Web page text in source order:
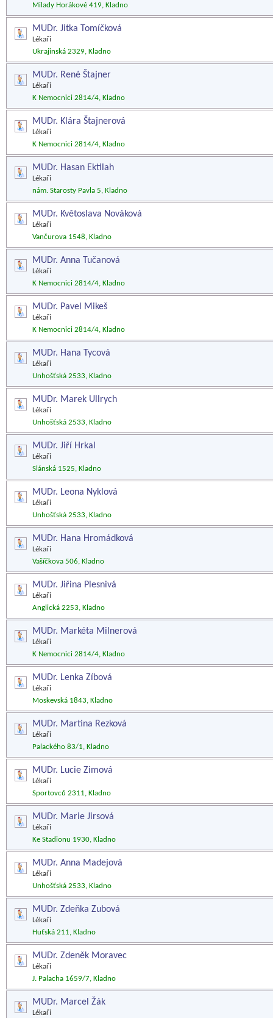
Milady Horákové 419, Kladno
MUDr. Jitka Tomíčková
Lékaři
Ukrajinská 2329, Kladno
MUDr. René Štajner
Lékaři
K Nemocnici 2814/4, Kladno
MUDr. Klára Štajnerová
Lékaři
K Nemocnici 2814/4, Kladno
MUDr. Hasan Ektilah
Lékaři
nám. Starosty Pavla 5, Kladno
MUDr. Květoslava Nováková
Lékaři
Vančurova 1548, Kladno
MUDr. Anna Tučanová
Lékaři
K Nemocnici 2814/4, Kladno
MUDr. Pavel Mikeš
Lékaři
K Nemocnici 2814/4, Kladno
MUDr. Hana Tycová
Lékaři
Unhošťská 2533, Kladno
MUDr. Marek Ullrych
Lékaři
Unhošťská 2533, Kladno
MUDr. Jiří Hrkal
Lékaři
Slánská 1525, Kladno
MUDr. Leona Nyklová
Lékaři
Unhošťská 2533, Kladno
MUDr. Hana Hromádková
Lékaři
Vašíčkova 506, Kladno
MUDr. Jiřina Plesnivá
Lékaři
Anglická 2253, Kladno
MUDr. Markéta Milnerová
Lékaři
K Nemocnici 2814/4, Kladno
MUDr. Lenka Zíbová
Lékaři
Moskevská 1843, Kladno
MUDr. Martina Rezková
Lékaři
Palackého 83/1, Kladno
MUDr. Lucie Zimová
Lékaři
Sportovců 2311, Kladno
MUDr. Marie Jirsová
Lékaři
Ke Stadionu 1930, Kladno
MUDr. Anna Madejová
Lékaři
Unhošťská 2533, Kladno
MUDr. Zdeňka Zubová
Lékaři
Huťská 211, Kladno
MUDr. Zdeněk Moravec
Lékaři
J. Palacha 1659/7, Kladno
MUDr. Marcel Žák
Lékaři